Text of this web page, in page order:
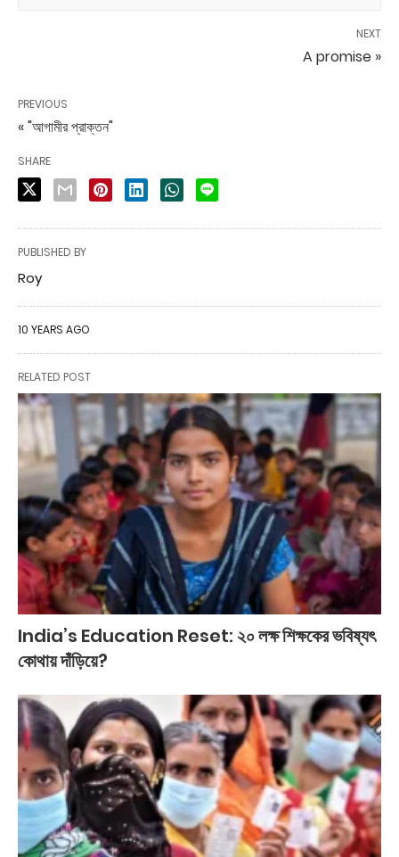
NEXT
A promise »
PREVIOUS
« "আগামীর প্রাক্তন"
SHARE
PUBLISHED BY
Roy
10 YEARS AGO
RELATED POST
India’s Education Reset: ২০ লক্ষ শিক্ষকের ভবিষ্যৎ
কোথায় দাঁড়িয়ে?